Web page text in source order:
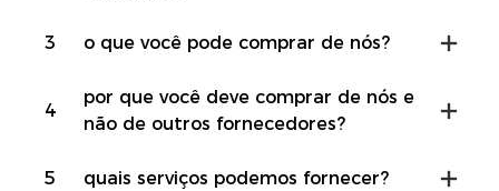
3 o que você pode comprar de nós?
4
por que você deve comprar de nós e
não de outros fornecedores?
5 quais serviços podemos fornecer?